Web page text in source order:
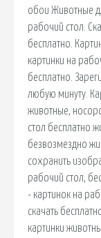
обои Животные
рабочий стол.
бесплатно.
картинки на
бесплатно.
любую минуту.
животные,
стол бесплатно
безвозмездно
сохранить
рабочий стол,
- картинок на
скачать
картинки